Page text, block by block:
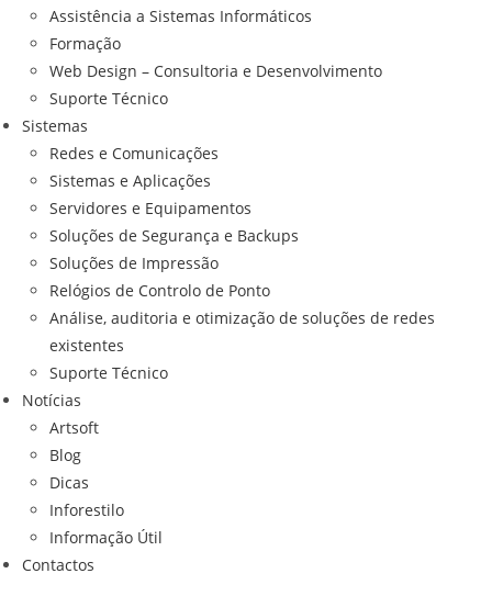
Assistência a Sistemas Informáticos
Formação
Web Design – Consultoria e Desenvolvimento
Suporte Técnico
Sistemas
Redes e Comunicações
Sistemas e Aplicações
Servidores e Equipamentos
Soluções de Segurança e Backups
Soluções de Impressão
Relógios de Controlo de Ponto
Análise, auditoria e otimização de soluções de redes
existentes
Suporte Técnico
Notícias
Artsoft
Blog
Dicas
Inforestilo
Informação Útil
Contactos